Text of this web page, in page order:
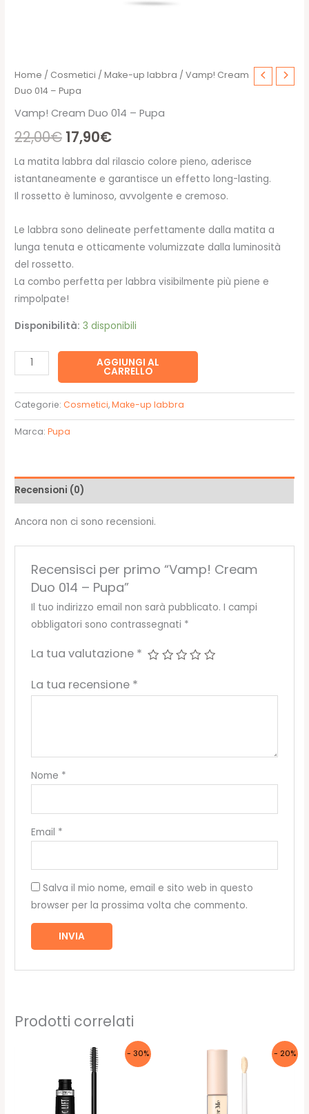
Home / Cosmetici /Make-up labbra / Vamp! Cream
Duo 014 – Pupa
Vamp! Cream Duo 014 – Pupa
22,00€ Il
prezzo
originale
22,00€.
17,90€Il
prezzo
attuale
17,90€.
La matita labbra dal rilascio colore pieno, aderisce
istantaneamente e garantisce un effetto long-lasting.
Il rossetto è luminoso, avvolgente e cremoso.
Le labbra sono delineate perfettamente dalla matita a
lunga tenuta e otticamente volumizzate dalla luminosità
del rossetto.
La combo perfetta per labbra visibilmente più piene e
rimpolpate!
Disponibilità: 3 disponibili
Vamp!
Cream
Duo
014
-
AGGIUNGI AL
CARRELLO
Categorie:Cosmetici,Make-up labbra
Marca:Pupa
Recensioni (0)
Ancora non ci sono recensioni.
Recensisci per primo “Vamp! Cream
Duo 014 – Pupa”
Il tuo indirizzo email non sarà pubblicato. I campi
obbligatori sono contrassegnati *
La tua valutazione *
La tua recensione *
Nome *
Email *
Salva il mio nome, email e sito web in questo
browser per la prossima volta che commento.
Prodotti correlati
- 30% - 20%